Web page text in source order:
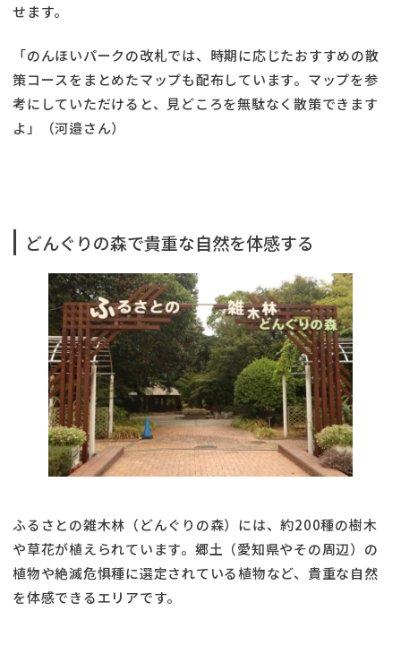
せます。
「のんほいパークの改札では、時期に応じたおすすめの散
策コースをまとめたマップも配布しています。マップを参
考にしていただけると、見どころを無駄なく散策できます
よ」（河邉さん）
どんぐりの森で貴重な自然を体感する
ふるさとの雑木林（どんぐりの森）には、約200種の樹木
や草花が植えられています。郷土（愛知県やその周辺）の
植物や絶滅危惧種に選定されている植物など、貴重な自然
を体感できるエリアです。